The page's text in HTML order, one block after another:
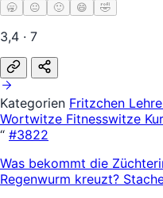
🥱 😐 🙂 😄 🤣
3,4 · 7
Kategorien Fritzchen
Wortwitze Fitnesswitze
“ #3822
Was bekommt die
Regenwurm kreuzt?